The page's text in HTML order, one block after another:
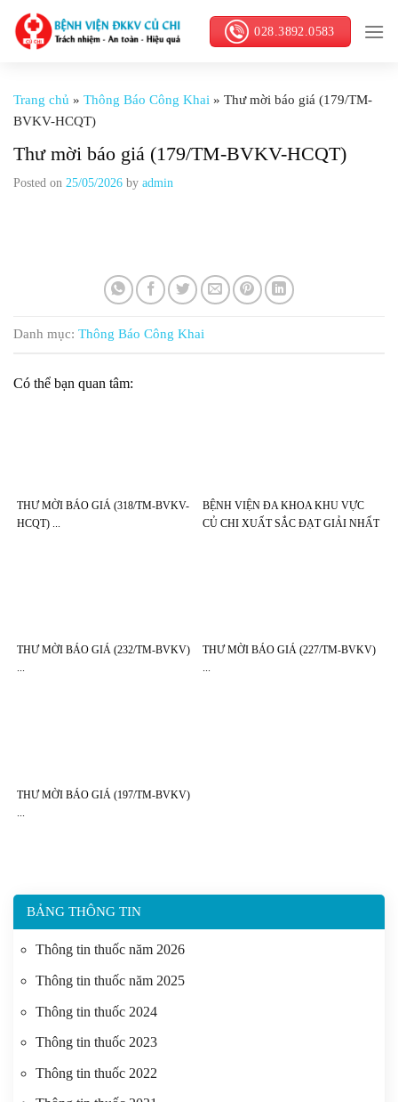
content
028.3892.0583
Trang chủ » Thông Báo Công Khai » Thư mời báo giá (179/TM-
BVKV-HCQT)
Thư mời báo giá (179/TM-BVKV-HCQT)
Posted on 25/05/2026 by admin
Danh mục: Thông Báo Công Khai
Có thể bạn quan tâm:
THƯ MỜI BÁO GIÁ (318/TM-BVKV-
HCQT)
BỆNH VIỆN ĐA KHOA KHU VỰC
CỦ CHI XUẤT SẮC ĐẠT GIẢI NHẤT
THƯ MỜI BÁO GIÁ (232/TM-BVKV) THƯ MỜI BÁO GIÁ (227/TM-BVKV)
THƯ MỜI BÁO GIÁ (197/TM-BVKV)
BẢNG THÔNG TIN
Thông tin thuốc năm 2026
Thông tin thuốc năm 2025
Thông tin thuốc 2024
Thông tin thuốc 2023
Thông tin thuốc 2022